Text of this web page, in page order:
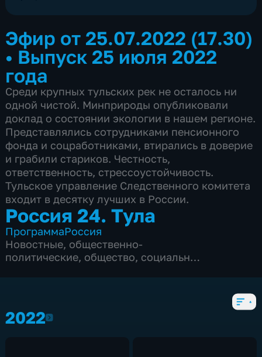
Эфир от 25.07.2022 (17.30)
• Выпуск 25 июля 2022
года
Среди крупных тульских рек не осталось ни
одной чистой. Минприроды опубликовали
доклад о состоянии экологии в нашем регионе.
Представлялись сотрудниками пенсионного
фонда и соцработниками, втирались в доверие
и грабили стариков. Честность,
ответственность, стрессоустойчивость.
Тульское управление Cледственного комитета
входит в десятку лучших в России.
Россия 24. Тула
ПрограммаРоссия
Новостные, общественно-
политические, общество, социально-
20222022